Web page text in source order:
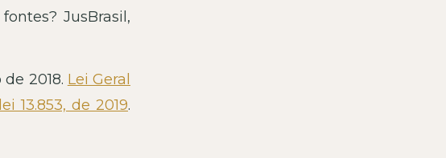
JusBrasil,
2018. Lei Geral
13.853, de 2019.